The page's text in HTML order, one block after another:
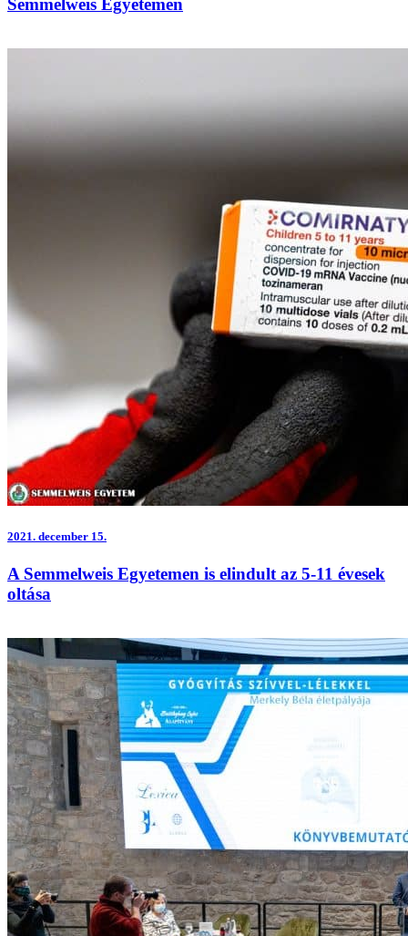
Semmelweis Egyetemen
2021. december 15.
A Semmelweis Egyetemen is elindult az 5-11 évesek
oltása